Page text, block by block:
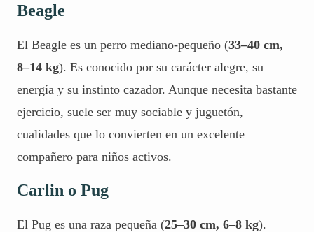
Beagle
El Beagle es un perro mediano-pequeño (33–40 cm,
8–14 kg). Es conocido por su carácter alegre, su
energía y su instinto cazador. Aunque necesita bastante
ejercicio, suele ser muy sociable y juguetón,
cualidades que lo convierten en un excelente
compañero para niños activos.
Carlin o Pug
El Pug es una raza pequeña (25–30 cm, 6–8 kg).